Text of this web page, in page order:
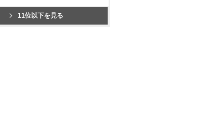
11位以下を見る